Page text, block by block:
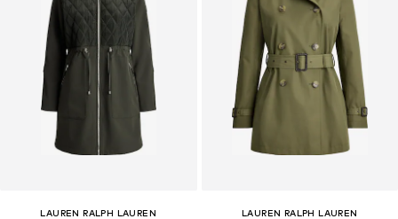
LAUREN RALPH LAUREN
LAUREN RALPH LAUREN